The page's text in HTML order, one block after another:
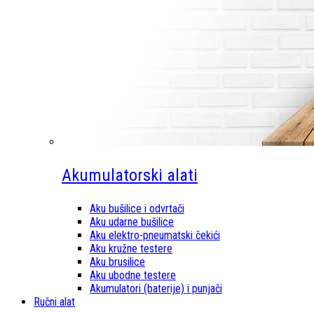
Akumulatorski alati
Aku bušilice i odvrtači
Aku udarne bušilice
Aku elektro-pneumatski čekići
Aku kružne testere
Aku brusilice
Aku ubodne testere
Akumulatori (baterije) i punjači
Ručni alat